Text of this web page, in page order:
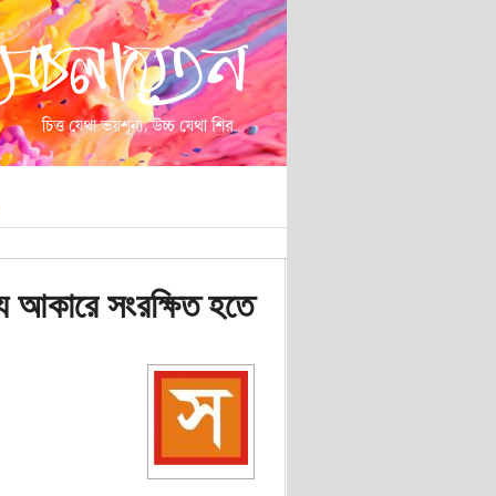
আকারে সংরক্ষিত হতে